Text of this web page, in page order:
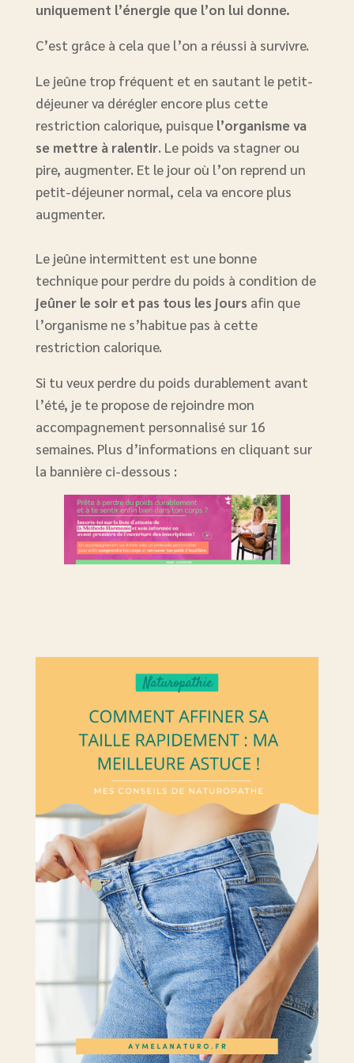
uniquement l’énergie que l’on lui donne.
C’est grâce à cela que l’on a réussi à survivre.
Le jeûne trop fréquent et en sautant le petit-
déjeuner va dérégler encore plus cette
restriction calorique, puisque l’organisme va
se mettre à ralentir. Le poids va stagner ou
pire, augmenter. Et le jour où l’on reprend un
petit-déjeuner normal, cela va encore plus
augmenter.
Le jeûne intermittent est une bonne
technique pour perdre du poids à condition de
jeûner le soir et pas tous les jours afin que
l’organisme ne s’habitue pas à cette
restriction calorique.
Si tu veux perdre du poids durablement avant
l’été, je te propose de rejoindre mon
accompagnement personnalisé sur 16
semaines. Plus d’informations en cliquant sur
la bannière ci-dessous :